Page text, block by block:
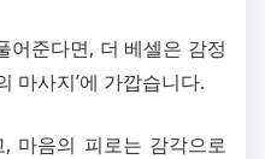
어준다면, 더 베셀은 감정
마사지’에 가깝습니다.
마음의 피로는 감각으로